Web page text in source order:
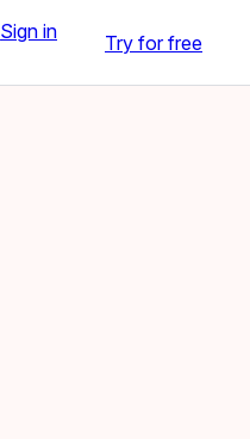
Sign in Try for free